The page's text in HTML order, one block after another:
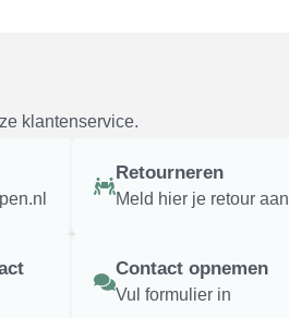
klantenservice.
Retourneren
Meld hier je retour aan
Contact opnemen
Vul formulier in